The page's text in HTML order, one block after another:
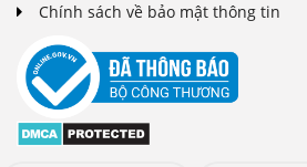
Chính sách về bảo mật thông tin